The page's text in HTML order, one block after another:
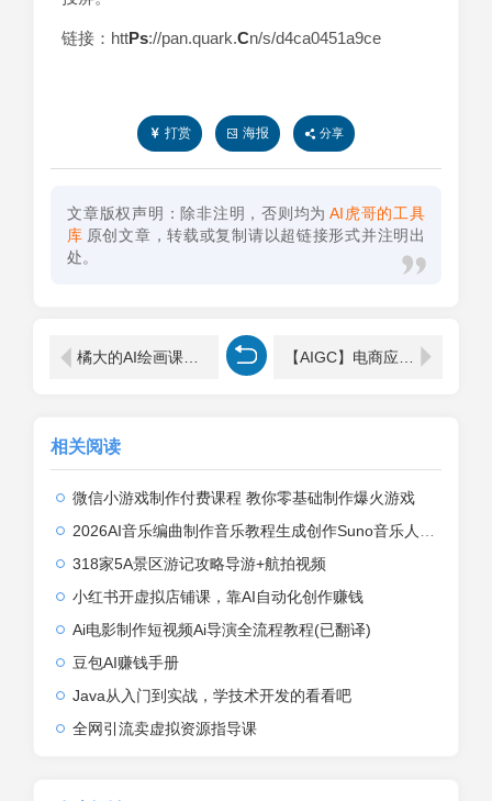
链接：httPs://pan.quark.Cn/s/d4ca0451a9ce
打赏 海报 分享
文章版权声明：除非注明，否则均为 AI虎哥的工具
库 原创文章，转载或复制请以超链接形式并注明出
处。
相关阅读
微信小游戏制作付费课程 教你零基础制作爆火游戏
2026AI音乐编曲制作音乐教程生成创作Suno音乐人视频课程基础入门
318家5A景区游记攻略导游+航拍视频
小红书开虚拟店铺课，靠AI自动化创作赚钱
Ai电影制作短视频Ai导演全流程教程(已翻译)
豆包AI赚钱手册
Java从入门到实战，学技术开发的看看吧
全网引流卖虚拟资源指导课